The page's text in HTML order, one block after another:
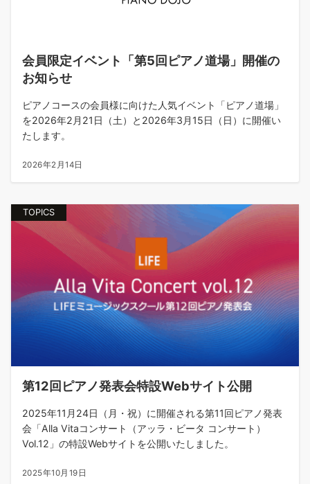
会員限定イベント「第5回ピアノ道場」開催の
お知らせ
ピアノコースの会員様に向けた人気イベント「ピアノ道場」
を2026年2月21日（土）と2026年3月15日（日）に開催い
たします。
2026年2月14日
TOPICS
第12回ピアノ発表会特設Webサイト公開
2025年11月24日（月・祝）に開催される第11回ピアノ発表
会「Alla Vitaコンサート（アッラ・ビータ コンサート）
Vol.12」の特設Webサイトを公開いたしました。
2025年10月19日